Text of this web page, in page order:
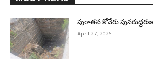
పురాత‌న కోనేరు పున‌రుద్ధ‌ర‌ణ
April 27, 2026